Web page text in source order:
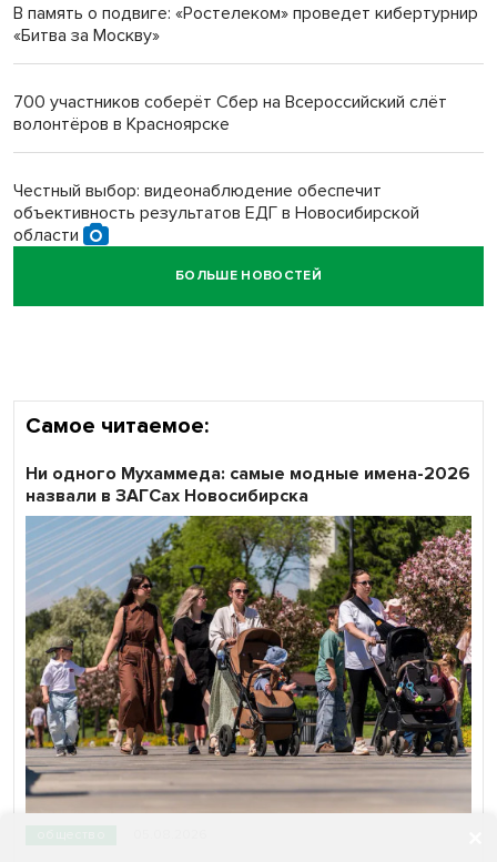
Новосибирский преподаватель с женой вошли в топ-16
Обновлённое отделение ВТБ открылось в Искитиме
В память о подвиге: «Ростелеком» проведет кибертурнир
«Битва за Москву»
700 участников соберёт Сбер на Всероссийский слёт
волонтёров в Красноярске
Честный выбор: видеонаблюдение обеспечит
объективность результатов ЕДГ в Новосибирской
области
Кибертанки пошли в бой: «Ростелеком» объявляет
БОЛЬШЕ НОВОСТЕЙ
Самое читаемое:
Ни одного Мухаммеда: самые модные имена-2026
назвали в ЗАГСах Новосибирска